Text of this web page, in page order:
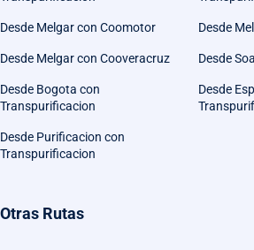
Desde Melgar con Coomotor Desde
Desde Melgar con Cooveracruz Desde
Desde Bogota con
Transpurificacion
Desde
Desde Purificacion con
Transpurificacion
Otras Rutas